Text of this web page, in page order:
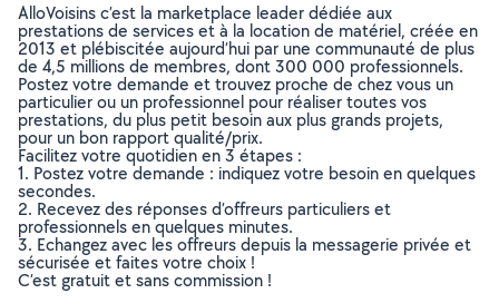
AlloVoisins c’est la marketplace leader dédiée aux
prestations de services et à la location de matériel, créée en
2013 et plébiscitée aujourd’hui par une communauté de plus
de 4,5 millions de membres, dont 300 000 professionnels.
Postez votre demande et trouvez proche de chez vous un
particulier ou un professionnel pour réaliser toutes vos
prestations, du plus petit besoin aux plus grands projets,
pour un bon rapport qualité/prix.
Facilitez votre quotidien en 3 étapes :
1. Postez votre demande : indiquez votre besoin en quelques
secondes.
2. Recevez des réponses d’offreurs particuliers et
professionnels en quelques minutes.
3. Echangez avec les offreurs depuis la messagerie privée et
sécurisée et faites votre choix !
C’est gratuit et sans commission !